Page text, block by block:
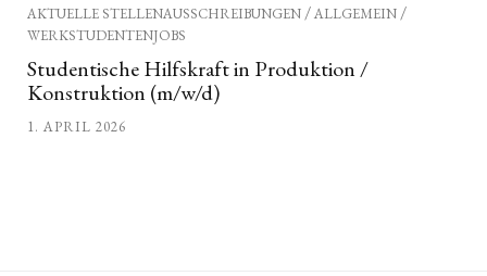
AKTUELLE STELLENAUSSCHREIBUNGEN /ALLGEMEIN /
WERKSTUDENTENJOBS
Studentische Hilfskraft in Produktion /
Konstruktion (m/w/d)
1. APRIL 2026